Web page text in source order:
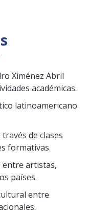
Ximénez Abril
académicas.
latinoamericano
de clases
formativas.
entre artistas,
países.
entre